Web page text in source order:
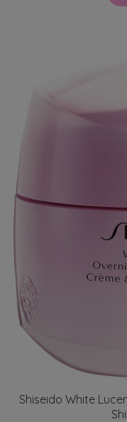
Shiseido White